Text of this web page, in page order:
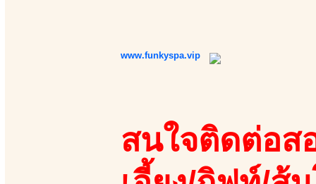
www.funkyspa.vip
สนใจติดต่อส